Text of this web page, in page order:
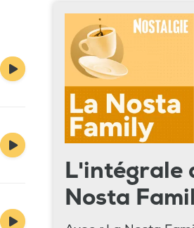
L'intégrale
Nosta